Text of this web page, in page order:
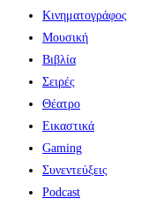
Κινηματογράφος
Μουσική
Βιβλία
Σειρές
Θέατρο
Εικαστικά
Gaming
Συνεντεύξεις
Podcast